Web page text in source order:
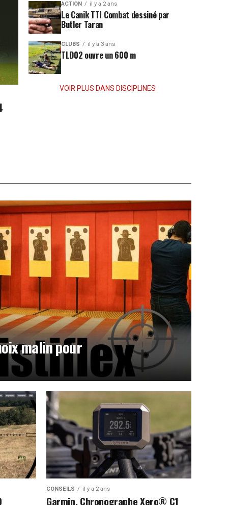
ACTION il y a 2 ans
Le Canik TTI Combat dessiné par
Butler Taran
CLUBS il y a 3 ans
TLD02 ouvre un 600 m
VOIR PLUS DANS DISCIPLINES
malin pour
CONSEILS il y a 2 ans
Garmin, Chronographe Xero® C1